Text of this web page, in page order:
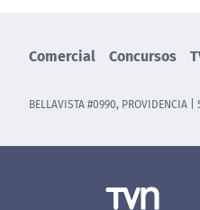
Comercial Concursos
BELLAVISTA #0990, PROVIDENCIA |